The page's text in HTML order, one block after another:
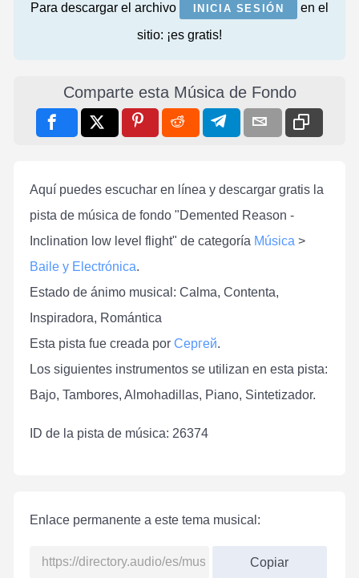
Para descargar el archivo INICIA SESIÓN
en el
sitio: ¡es gratis!
Comparte esta Música de Fondo
Aquí puedes escuchar en línea y descargar gratis la
pista de música de fondo "Demented Reason -
Inclination low level flight" de categoría Música >
Baile y Electrónica.
Estado de ánimo musical: Calma, Contenta,
Inspiradora, Romántica
Esta pista fue creada por Сергей.
Los siguientes instrumentos se utilizan en esta pista:
Bajo, Tambores, Almohadillas, Piano, Sintetizador.
ID de la pista de música: 26374
Enlace permanente a este tema musical:
Copiar